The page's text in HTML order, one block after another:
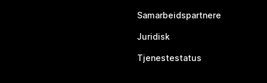
Samarbeidspartnere
Juridisk
Tjenestestatus